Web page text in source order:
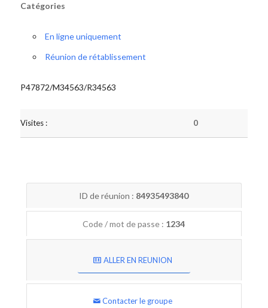
Catégories
En ligne uniquement
Réunion de rétablissement
P47872/M34563/R34563
Visites : 0
ID de réunion : 84935493840
Code / mot de passe : 1234
ALLER EN REUNION
Contacter le groupe